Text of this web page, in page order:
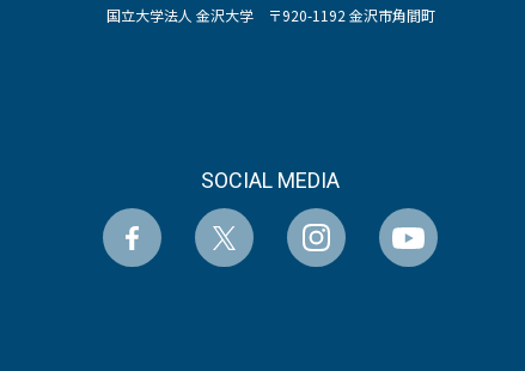
国立大学法人 金沢大学 〒920-1192 金沢市角間町
SOCIAL MEDIA